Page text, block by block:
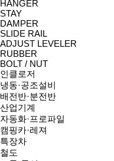
HANGER
STAY
DAMPER
SLIDE RAIL
ADJUST LEVELER
RUBBER
BOLT / NUT
인클로저
냉동·공조설비
배전반·분전반
산업기계
자동화·프로파일
캠핑카·레져
특장차
철도